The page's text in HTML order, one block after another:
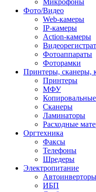
Микрофоны
Фото/Видео
Web-камеры
IP-камеры
Action-камеры
Фотоаппараты
Фоторамки
Принтеры, сканеры,
Принтеры
МФУ
Сканеры
Ламинаторы
Расходные
Оргтехника
Факсы
Телефоны
Шредеры
Электропитание
Автоинверторы
ИБП